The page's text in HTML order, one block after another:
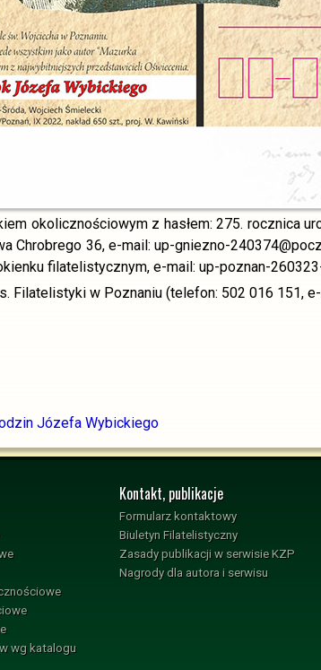
okolicznościowym z hasłem: 275. rocznica
Chrobrego 36, e-mail: up-gniezno-
filatelistycznym, e-mail: up-poznan-
Filatelistyki w Poznaniu (telefon: 502 016 151,
Józefa Wybickiego
wg katalogu
Kontakt, publikacje
Formularz kontaktowy
Biuletyn Filatelistyczny
Zasady publikacji w serwisie KZP
Nagrody dla autora i serwisu